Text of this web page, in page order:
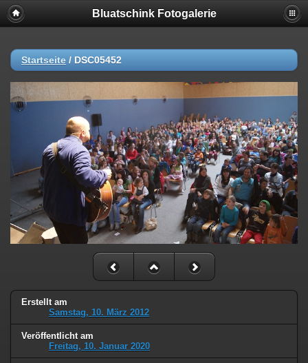
Bluatschink Fotogalerie
Startseite / DSC05452
Erstellt am
Samstag, 10. März 2012
Veröffentlicht am
Freitag, 10. Januar 2020